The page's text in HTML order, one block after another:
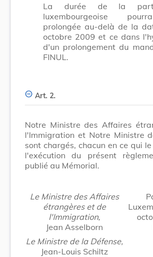
La durée de la
luxembourgeoise
prolongée au-delà de la
octobre 2009 et ce dans
d'un prolongement du
FINUL.
Art. 2.
Notre Ministre des Affaires
l'Immigration et Notre Ministre
sont chargés, chacun en ce qui
l'exécution du présent
publié au Mémorial.
Le Ministre des Affaires
étrangères et de
l'Immigration,
Jean Asselborn
Le Ministre de la Défense,
Jean-Louis Schiltz